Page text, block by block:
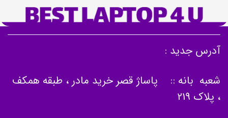
آدرس جدید :
شعبه بانه :: پاساژ قصر خرید مادر ، طبقه همکف
، پلاک 219